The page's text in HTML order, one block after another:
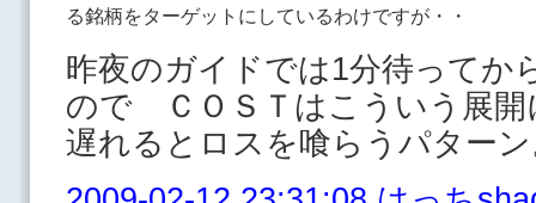
る銘柄をターゲットにしているわけですが・・
昨夜のガイドでは1分待ってか
ので ＣＯＳＴはこういう展開
遅れるとロスを喰らうパター